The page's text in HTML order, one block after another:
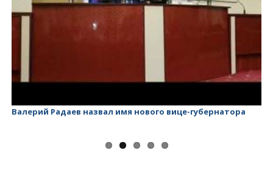
Валерий Радаев назвал имя нового вице-губернатора